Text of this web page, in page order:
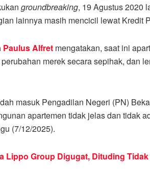
groundbreaking, 19 Agustus 2020
lainnya masih mencicil lewat Kredit
Paulus Alfret mengatakan, saat ini
merek secara sepihak, dan
masuk Pengadilan Negeri (PN)
apartemen tidak jelas dan tidak
(7/12/2025).
Lippo Group Digugat, Dituding